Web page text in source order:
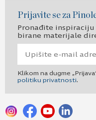
Prijavite se za
Pronađite
birane materijale
Klikom na dugme
politiku privatnosti.